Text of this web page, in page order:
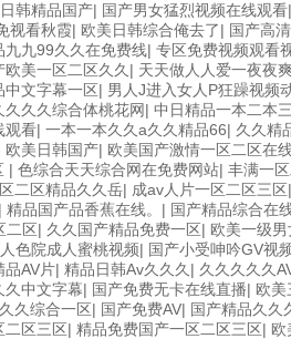
日韩精品国产| 国产男女猛烈视频在线观看
视看秋霞| 欧美日韩综合俺去了| 国产高
九九99久久在免费线| 专区免费视频观看
欧美一区二区久久 | 天天做人人爱一夜夜
中文字幕一区| 男人J进入女人P狂躁视频
久久久综合体桃花网| 中日精品一本二本
观看| 一本一本久久a久久精品66| 久久精
欧美日韩国产| 欧美国产激情一区二区在
| 色综合天天综合网在免费网站| 丰满一
二区精品久久岳| 成av人片一区二区三区
| 精品国产品香蕉在线。 | 国产精品综合在
二区| 久久国产精品免费一区| 欧美一级
色院成人蜜桃视频| 国产小受呻吟GV视
品AV片| 精品日韩Av久久久 | 久久久久久
久中文字幕| 国产免费无卡在线直播| 欧美
久综合一区| 国产免费AV| 国产精品久久
二区三区| 精品免费国产一区二区三区| 欧